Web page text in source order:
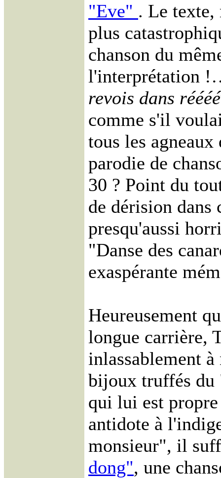
"Eve" . Le texte,
plus
chanson du
l'interprétation
revois dans
comme s'il
tous les
parodie de
30 ? Point du
de dérision dans
presqu'aussi
"Danse des
exaspérante
Heureusement
longue carrière,
inlassablement
bijoux truffés du
qui lui est
antidote à
monsieur", il
dong", une